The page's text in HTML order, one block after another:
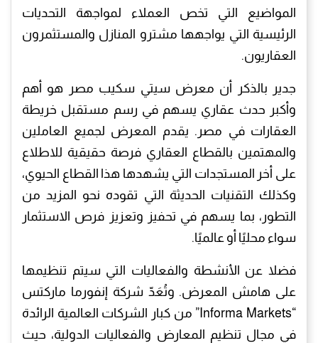
المواضيع التي تخص العملاء لمواجهة التحديات
الرئيسية التي يواجهها مشترو المنازل والمستثمرون
العقاريون.
جدير بالذكر أن معرض سيتي سكيب مصر هو أهم
وأكبر حدث عقاري يسهم في رسم مستقبل خريطة
العقارات في مصر. يقدم المعرض لجميع العاملين
والمهتمين بالقطاع العقاري فرصة حقيقية للاطلاع
على أخر المستجدات التي يشهدها هذا القطاع الحيوي،
وكذلك التقنيات الحديثة التي تقوده نحو المزيد من
التطور، بما يسهم في تحفيز وتعزيز فرص الاستثمار
سواء محليًا أو عالميًا.
فضلا عن الأنشطة والفعاليات التي سيتم تنظيمها
على هامش المعرض. وتُعَدّ شركة إنفورما ماركتس
“Informa Markets” من كبار الشركات العالمية الرائدة
في مجال تنظيم المعارض والفعاليات الدولية، حيث